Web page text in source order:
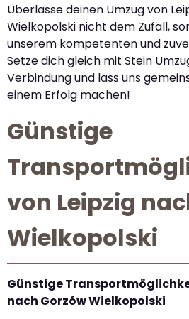
Überlasse deinen Umzug von
Wielkopolski nicht dem Zufall,
unserem kompetenten und
Setze dich gleich mit Stein
Verbindung und lass uns
einem Erfolg machen!
Günstige
von Leipzig
Wielkopolski
Günstige
nach Gorzów Wielkopolski